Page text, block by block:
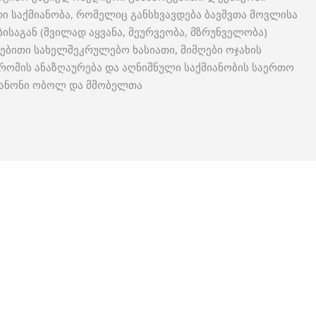
რომელიც განსხვავდება ბავშვთა მოვლისა
(შვილად აყვანა, მეურვეობა, მზრუნველობა)
სახელშეკრულებო ხასიათი, მიმღები ოჯახის
ანაზღაურება და აღნიშნული საქმიანობის საერთო
ობოლ და მშობელთა